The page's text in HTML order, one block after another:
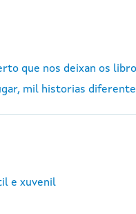
que nos deixan os
mil historias
e xuvenil